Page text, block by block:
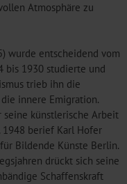
Atmosphäre zu
wurde entscheidend vom
bis 1930 studierte und
trieb ihn die
innere Emigration.
seine künstlerische Arbeit
berief Karl Hofer
Bildende Künste Berlin.
drückt sich seine
Schaffenskraft